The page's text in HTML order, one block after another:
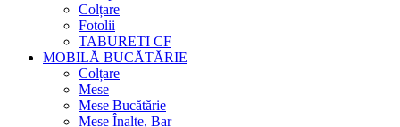
Colțare
Fotolii
TABURETI CF
MOBILĂ BUCĂTĂRIE
Colțare
Mese
Mese Bucătărie
Mese Înalte, Bar